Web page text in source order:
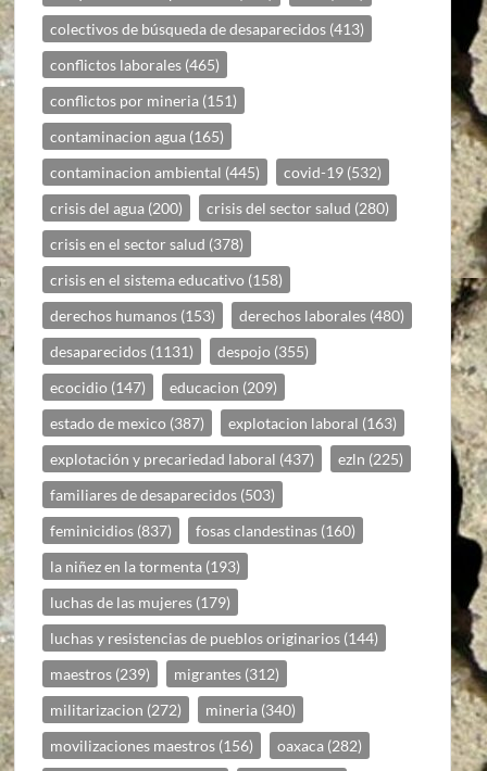
colectivos de búsqueda de desaparecidos (413)
conflictos laborales (465)
conflictos por mineria (151)
contaminacion agua (165)
contaminacion ambiental (445) covid-19 (532)
crisis del agua (200) crisis del sector salud (280)
crisis en el sector salud (378)
crisis en el sistema educativo (158)
derechos humanos (153) derechos laborales (480)
desaparecidos (1131) despojo (355)
ecocidio (147) educacion (209)
estado de mexico (387) explotacion laboral (163)
explotación y precariedad laboral (437) ezln (225)
familiares de desaparecidos (503)
feminicidios (837) fosas clandestinas (160)
la niñez en la tormenta (193)
luchas de las mujeres (179)
luchas y resistencias de pueblos originarios (144)
maestros (239) migrantes (312)
militarizacion (272) mineria (340)
movilizaciones maestros (156) oaxaca (282)